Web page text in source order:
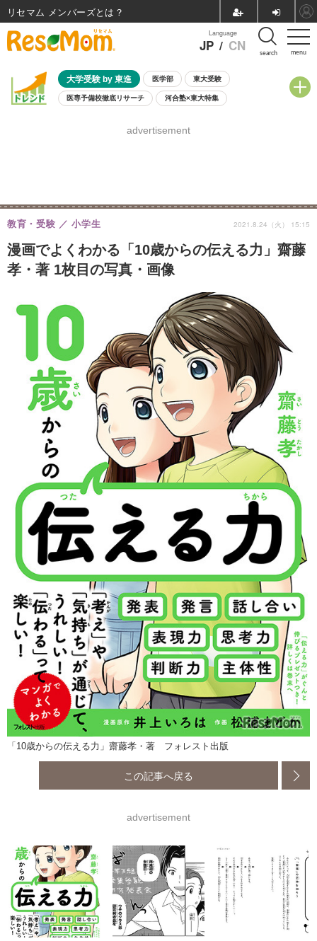
menu
Language
JP / CN search
大学受験 by 東進 医学部 東大受験
医専予備校徹底リサーチ 河合塾×東大特集
8月開催学校説明会・相談会
advertisement
漫画でよくわかる「10歳からの伝える力」齋藤
孝・著 1枚目の写真・画像
教育・受験 小学生 2021.8.24（火） 15:15
「10歳からの伝える力」齋藤孝・著 フォレスト出版
この記事へ戻る
advertisement
リセマム メンバーズ